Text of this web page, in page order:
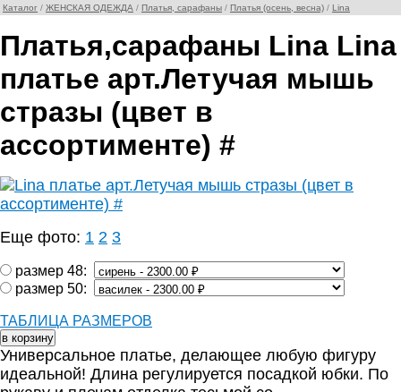
Каталог / ЖЕНСКАЯ ОДЕЖДА / Платья, сарафаны / Платья (осень, весна) / Lina
Платья,сарафаны Lina Lina
платье арт.Летучая мышь
стразы (цвет в
ассортименте) #
Еще фото: 1 2 3
размер 48:
размер 50:
ТАБЛИЦА РАЗМЕРОВ
Универсальное платье, делающее любую фигуру
идеальной! Длина регулируется посадкой юбки. По